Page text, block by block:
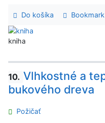
Do košíka Bookmark
kniha
10. Vlhkostné a
bukového dreva
Požičať